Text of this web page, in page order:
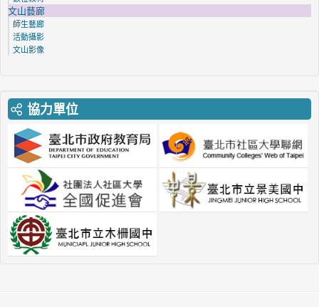
文山藝廊
師生藝廊
活動攝影
文山影像
協力單位